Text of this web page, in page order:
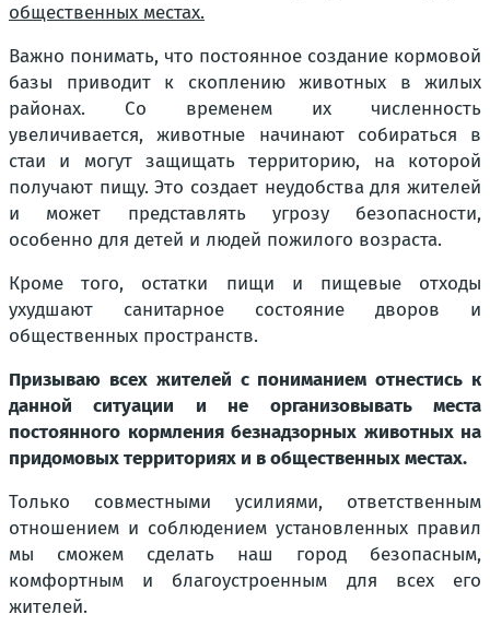
общественных местах.
Важно понимать, что постоянное создание кормовой
базы приводит к скоплению животных в жилых
районах. Со временем их численность
увеличивается, животные начинают собираться в
стаи и могут защищать территорию, на которой
получают пищу. Это создает неудобства для жителей
и может представлять угрозу безопасности,
особенно для детей и людей пожилого возраста.
Кроме того, остатки пищи и пищевые отходы
ухудшают санитарное состояние дворов и
общественных пространств.
Призываю всех жителей с пониманием отнестись к
данной ситуации и не организовывать места
постоянного кормления безнадзорных животных на
придомовых территориях и в общественных местах.
Только совместными усилиями, ответственным
отношением и соблюдением установленных правил
мы сможем сделать наш город безопасным,
комфортным и благоустроенным для всех его
жителей.